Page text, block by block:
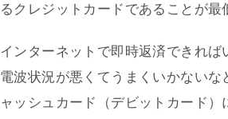
るクレジットカードであることが最
インターネットで即時返済できれ
電波状況が悪くてうまくいかない
ャッシュカード（デビットカード）